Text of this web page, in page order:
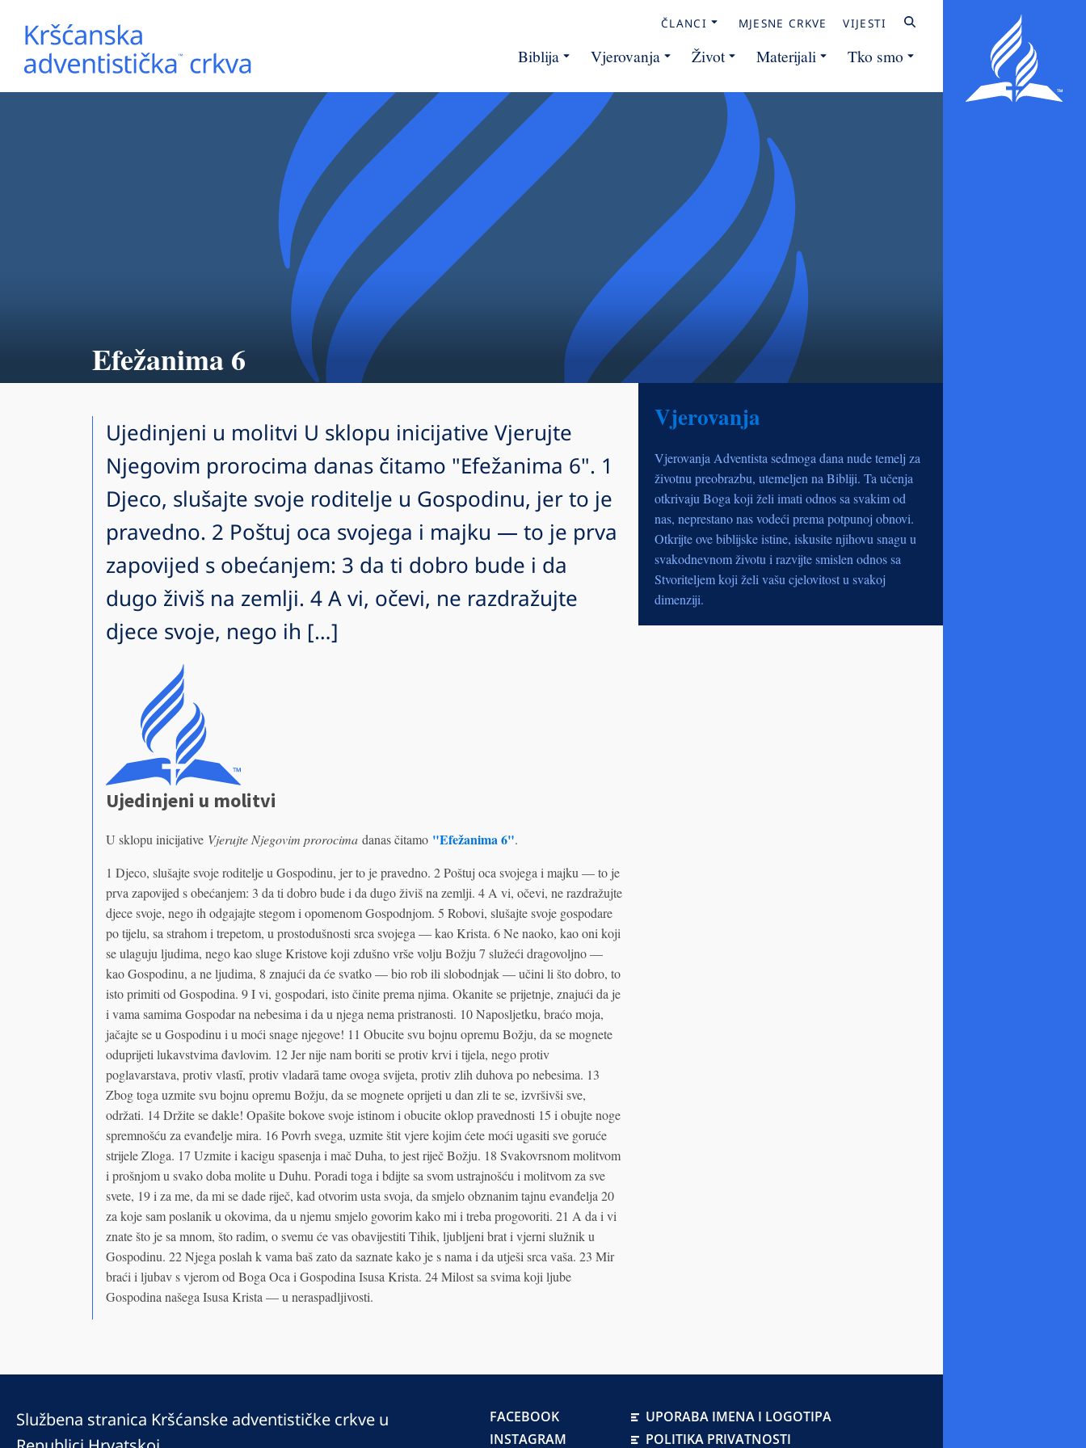
ČLANCI MJESNE CRKVE VIJESTI
Biblija Vjerovanja Život Materijali Tko smo
Efežanima 6
Ujedinjeni u molitvi U sklopu inicijative Vjerujte
Njegovim prorocima danas čitamo "Efežanima 6". 1
Djeco, slušajte svoje roditelje u Gospodinu, jer to je
pravedno. 2 Poštuj oca svojega i majku — to je prva
zapovijed s obećanjem: 3 da ti dobro bude i da
dugo živiš na zemlji. 4 A vi, očevi, ne razdražujte
djece svoje, nego ih […]
Ujedinjeni u molitvi
U sklopu inicijative Vjerujte Njegovim prorocimadanas čitamo "Efežanima 6".
1 Djeco, slušajte svoje roditelje u Gospodinu, jer to je pravedno. 2 Poštuj oca svojega i majku — to je
prva zapovijed s obećanjem: 3 da ti dobro bude i da dugo živiš na zemlji. 4 A vi, očevi, ne razdražujte
djece svoje, nego ih odgajajte stegom i opomenom Gospodnjom. 5 Robovi, slušajte svoje gospodare
po tijelu, sa strahom i trepetom, u prostodušnosti srca svojega — kao Krista. 6 Ne naoko, kao oni koji
se ulaguju ljudima, nego kao sluge Kristove koji zdušno vrše volju Božju 7 služeći dragovoljno —
kao Gospodinu, a ne ljudima, 8 znajući da će svatko — bio rob ili slobodnjak — učini li što dobro, to
isto primiti od Gospodina. 9 I vi, gospodari, isto činite prema njima. Okanite se prijetnje, znajući da je
i vama samima Gospodar na nebesima i da u njega nema pristranosti. 10 Naposljetku, braćo moja,
jačajte se u Gospodinu i u moći snage njegove! 11 Obucite svu bojnu opremu Božju, da se mognete
oduprijeti lukavstvima đavlovim. 12 Jer nije nam boriti se protiv krvi i tijela, nego protiv
poglavarstava, protiv vlastī, protiv vladarā tame ovoga svijeta, protiv zlih duhova po nebesima. 13
Zbog toga uzmite svu bojnu opremu Božju, da se mognete oprijeti u dan zli te se, izvršivši sve,
održati. 14 Držite se dakle! Opašite bokove svoje istinom i obucite oklop pravednosti 15 i obujte noge
spremnošću za evanđelje mira. 16 Povrh svega, uzmite štit vjere kojim ćete moći ugasiti sve goruće
strijele Zloga. 17 Uzmite i kacigu spasenja i mač Duha, to jest riječ Božju. 18 Svakovrsnom molitvom
i prošnjom u svako doba molite u Duhu. Poradi toga i bdijte sa svom ustrajnošću i molitvom za sve
svete, 19 i za me, da mi se dade riječ, kad otvorim usta svoja, da smjelo obznanim tajnu evanđelja 20
za koje sam poslanik u okovima, da u njemu smjelo govorim kako mi i treba progovoriti. 21 A da i vi
znate što je sa mnom, što radim, o svemu će vas obavijestiti Tihik, ljubljeni brat i vjerni služnik u
Gospodinu. 22 Njega poslah k vama baš zato da saznate kako je s nama i da utješi srca vaša. 23 Mir
braći i ljubav s vjerom od Boga Oca i Gospodina Isusa Krista. 24 Milost sa svima koji ljube
Gospodina našega Isusa Krista — u neraspadljivosti.
Vjerovanja
Vjerovanja Adventista sedmoga dana nude temelj za
životnu preobrazbu, utemeljen na Bibliji. Ta učenja
otkrivaju Boga koji želi imati odnos sa svakim od
nas, neprestano nas vodeći prema potpunoj obnovi.
Otkrijte ove biblijske istine, iskusite njihovu snagu u
svakodnevnom životu i razvijte smislen odnos sa
Stvoriteljem koji želi vašu cjelovitost u svakoj
dimenziji.
Službena stranica Kršćanske adventističke crkve u
FACEBOOK
INSTAGRAM
UPORABA IMENA I LOGOTIPA
POLITIKA PRIVATNOSTI